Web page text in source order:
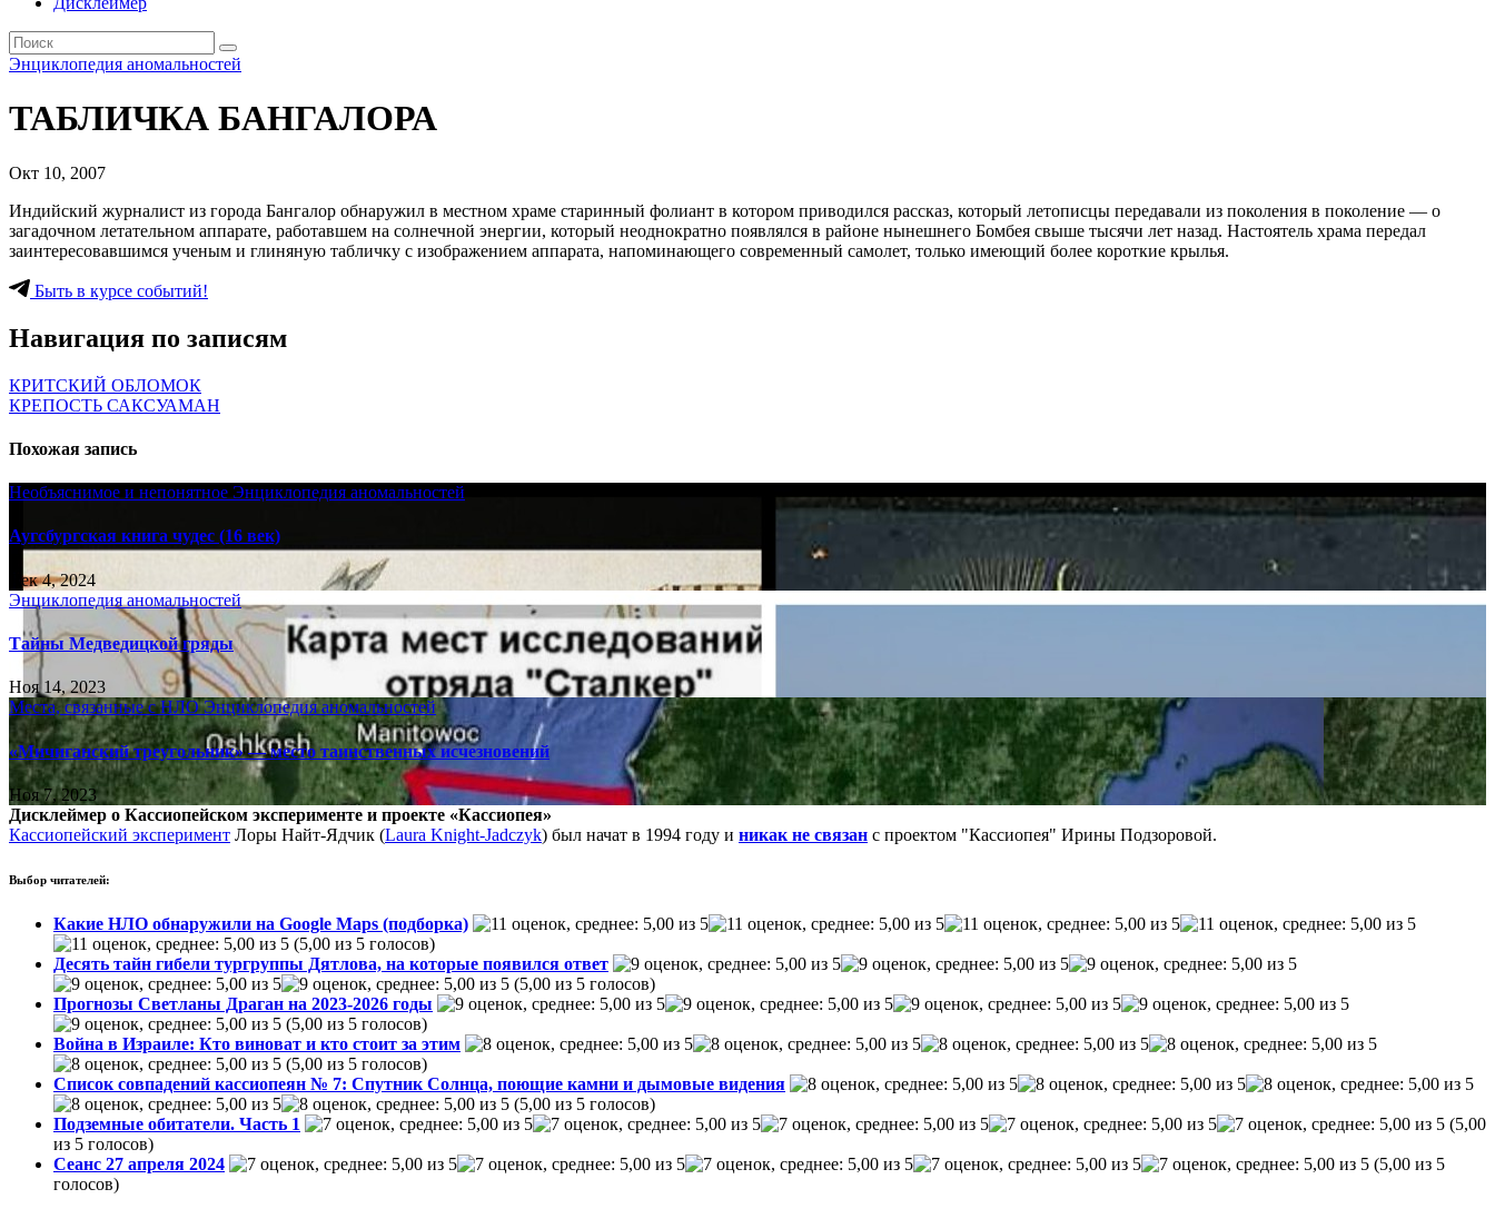
Энциклопедия аномальностей
ТАБЛИЧКА БАНГАЛОРА
Окт 10, 2007
Индийский журналист из города Бангалор обнаружил в местном храме старинный фолиант в котором приводился рассказ, который летописцы передавали из поколения в поколение — о
загадочном летательном аппарате, работавшем на солнечной энергии, который неоднократно появлялся в районе нынешнего Бомбея свыше тысячи лет назад. Настоятель храма передал
заинтересовавшимся ученым и глиняную табличку с изображением аппарата, напоминающего современный самолет, только имеющий более короткие крылья.
Быть в курсе событий!
Навигация по записям
КРИТСКИЙ ОБЛОМОК
КРЕПОСТЬ САКСУАМАН
Похожая запись
Необъяснимое и непонятное Энциклопедия аномальностей
Аугсбургская книга чудес (16 век)
Дек 4, 2024
Энциклопедия аномальностей
Тайны Медведицкой гряды
Ноя 14, 2023
Места, связанные с НЛОЭнциклопедия аномальностей
«Мичиганский треугольник» — место таинственных исчезновений
Ноя 7, 2023
Дисклеймер о Кассиопейском эксперименте и проекте «Кассиопея»
Кассиопейский эксперимент Лоры Найт-Ядчик (Laura Knight-Jadczyk) был начат в 1994 году и никак не связан с проектом "Кассиопея" Ирины Подзоровой.
Выбор читателей:
Какие НЛО обнаружили на Google Maps (подборка)
(5,00 из 5 голосов)
Десять тайн гибели тургруппы Дятлова, на которые появился ответ
(5,00 из 5 голосов)
Прогнозы Светланы Драган на 2023-2026 годы
(5,00 из 5 голосов)
Война в Израиле: Кто виноват и кто стоит за этим
(5,00 из 5 голосов)
Список совпадений кассиопеян № 7: Спутник Солнца, поющие камни и дымовые видения
(5,00 из 5 голосов)
Подземные обитатели. Часть 1
(5,00
из 5 голосов)
Сеанс 27 апреля 2024
(5,00 из 5
голосов)